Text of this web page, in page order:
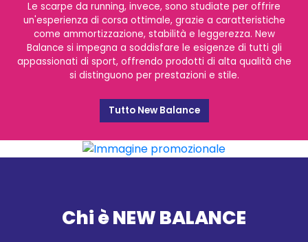
Le scarpe da running, invece, sono studiate per offrire
un'esperienza di corsa ottimale, grazie a caratteristiche
come ammortizzazione, stabilità e leggerezza. New
Balance si impegna a soddisfare le esigenze di tutti gli
appassionati di sport, offrendo prodotti di alta qualità che
si distinguono per prestazioni e stile.
Tutto New Balance
Chi è NEW BALANCE